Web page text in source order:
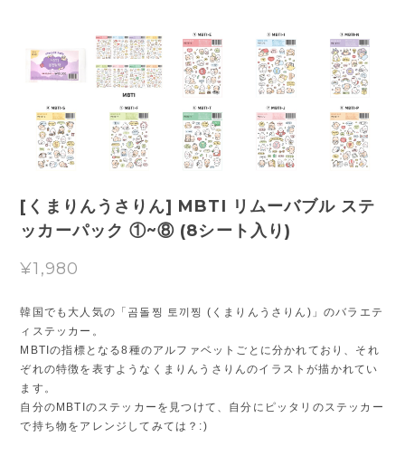
[くまりんうさりん] MBTI リムーバブル ステ
ッカーパック ①~⑧ (8シート入り)
¥1,980
韓国でも大人気の「곰돌찡 토끼찡 (くまりんうさりん)」のバラエテ
ィステッカー。
MBTIの指標となる8種のアルファベットごとに分かれており、それ
ぞれの特徴を表すようなくまりんうさりんのイラストが描かれてい
ます。
自分のMBTIのステッカーを見つけて、自分にピッタリのステッカー
で持ち物をアレンジしてみては？:)